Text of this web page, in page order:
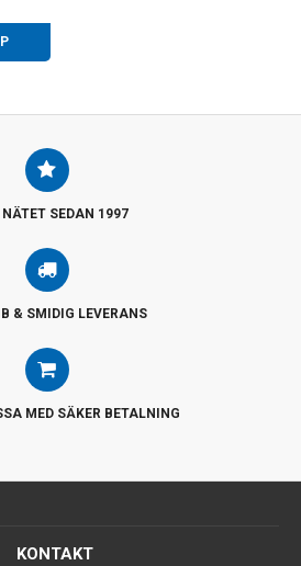
NÄTET SEDAN 1997
& SMIDIG LEVERANS
MED SÄKER BETALNING
KONTAKT